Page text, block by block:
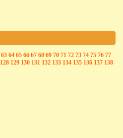
63 64 65 66 67 68 69 70 71 72 73 74 75 76 77
128 129 130 131 132 133 134 135 136 137 138